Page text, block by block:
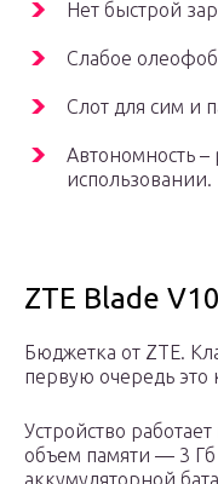
Нет быстрой
Слабое
Слот для сим и
Автономность
использовании.
ZTE Blade
Бюджетка от ZTE.
первую очередь это
Устройство
объем памяти — 3
аккумуляторной